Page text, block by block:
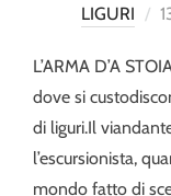
LIGURI
L’ARMA D’A
dove si
di liguri.Il
l’escursionista,
mondo fatto di